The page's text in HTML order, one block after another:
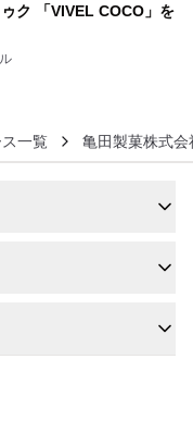
ク 「VIVEL COCO」を
一覧 亀田製菓株式会